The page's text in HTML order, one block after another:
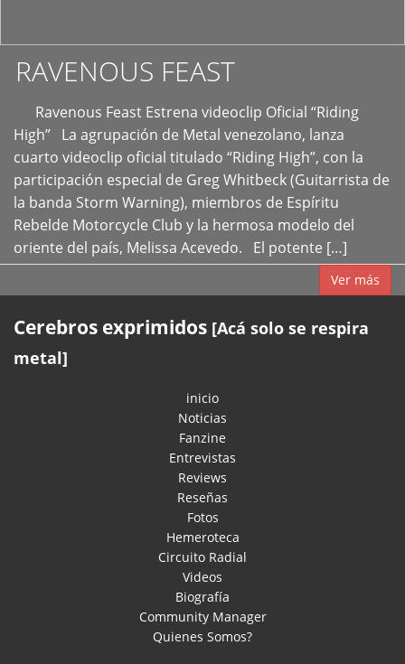
RAVENOUS FEAST
Ravenous Feast Estrena videoclip Oficial “Riding
High” La agrupación de Metal venezolano, lanza
cuarto videoclip oficial titulado “Riding High”, con la
participación especial de Greg Whitbeck (Guitarrista de
la banda Storm Warning), miembros de Espíritu
Rebelde Motorcycle Club y la hermosa modelo del
oriente del país, Melissa Acevedo. El potente […]
Ver más
Cerebros exprimidos [Acá solo se respira
metal]
inicio
Noticias
Fanzine
Entrevistas
Reviews
Reseñas
Fotos
Hemeroteca
Circuito Radial
Videos
Biografía
Community Manager
Quienes Somos?